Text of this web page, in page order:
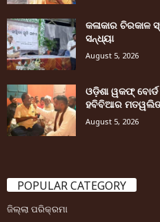
କଳାକାର ଚିରକାଳ
ସନ୍ଧ୍ୟା
August 5, 2026
ଓଡ଼ିଶା ୱକଫ୍
ହବିବିଆର
August 5, 2026
POPULAR CATEGORY
ଜିଲ୍ଲା ପରିକ୍ରମା